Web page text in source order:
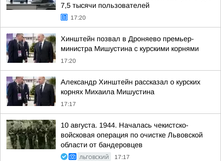
7,5 тысячи пользователей
17:20
Хинштейн позвал в Дроняево премьер-
министра Мишустина с курскими корнями
17:20
Александр Хинштейн рассказал о курских
корнях Михаила Мишустина
17:17
10 августа. 1944. Началась чекистско-
войсковая операция по очистке Львовской
области от бандеровцев
ЛЬГОВСКИЙ 17:17